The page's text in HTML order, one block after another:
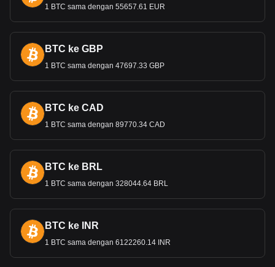
1 BTC sama dengan 55657.61 EUR
BTC ke GBP
1 BTC sama dengan 47697.33 GBP
BTC ke CAD
1 BTC sama dengan 89770.34 CAD
BTC ke BRL
1 BTC sama dengan 328044.64 BRL
BTC ke INR
1 BTC sama dengan 6122260.14 INR